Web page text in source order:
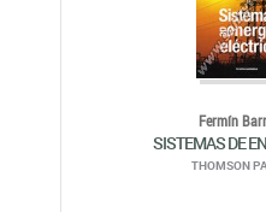
Fermín
SISTEMAS DE
THOMSON